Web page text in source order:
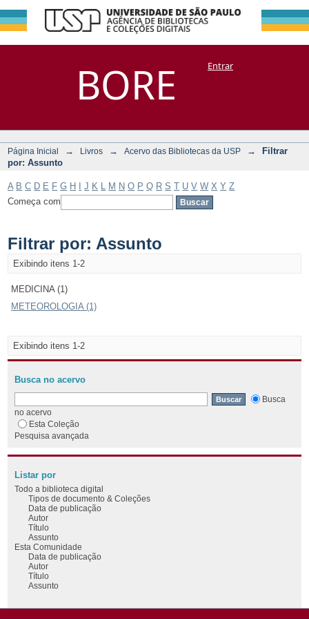
BORE
Filtrar por:
Assunto
DSpace/Manakin + CoriscoEntrar
Página Inicial → Livros → Acervo das Bibliotecas da USP →
Filtrar
por: Assunto
A B C D E F G H J K M N O P Q R S T U V W X Y Z
Começa com
Filtrar por: Assunto
Exibindo itens 1-2
MEDICINA (1)
METEOROLOGIA (1)
Exibindo itens 1-2
Busca no acervo
Busca
no acervo
Esta Coleção
Pesquisa avançada
Listar por
Todo a biblioteca digital
Tipos de documento & Coleções
Data de publicação
Autor
Título
Assunto
Esta Comunidade
Data de publicação
Autor
Título
Assunto